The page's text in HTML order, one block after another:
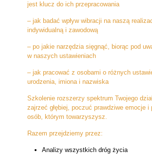
jest klucz do ich przepracowania
– jak badać wpływ wibracji na naszą
indywidualną i zawodową
– po jakie narzędzia sięgnąć, biorąc pod
w naszych ustawieniach
– jak pracować z osobami o różnych
urodzenia, imiona i nazwiska
Szkolenie rozszerzy spektrum Twojego
zajrzeć głębiej, poczuć prawdziwe emocje i
osób, którym towarzyszysz.
Razem przejdziemy przez:
Analizy wszystkich dróg życia